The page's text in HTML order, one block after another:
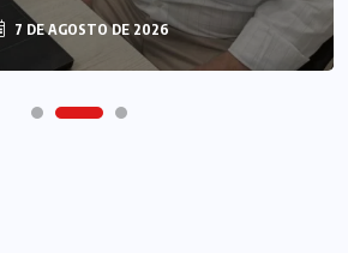
7 DE AGOSTO DE 2026